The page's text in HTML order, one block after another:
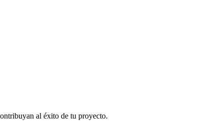
al éxito de tu proyecto.